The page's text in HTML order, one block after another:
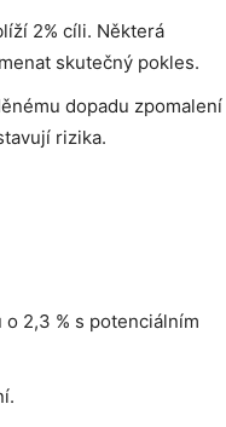
2% cíli. Některá
skutečný pokles.
dopadu zpomalení
rizika.
2,3 % s potenciálním